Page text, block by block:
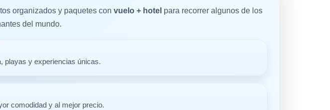
organizados y paquetes con vuelo + hotel para recorrer algunos de los
del mundo.
playas y experiencias únicas.
comodidad y al mejor precio.